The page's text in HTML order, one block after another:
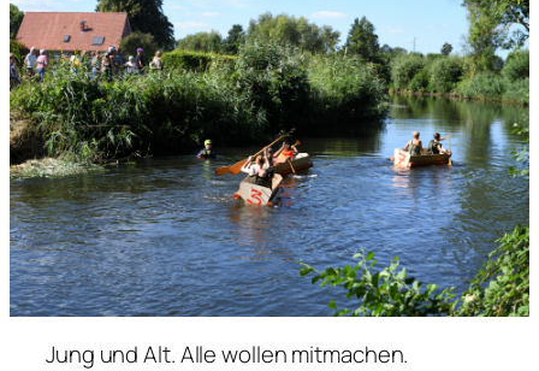
Jung und Alt. Alle wollen mitmachen.